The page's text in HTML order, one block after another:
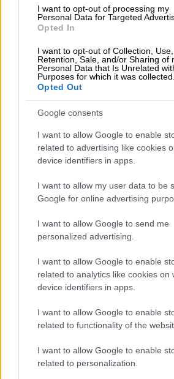
I want to opt-out of processing my
Personal Data for Targeted
Opted In
I want to opt-out of Collection, Use,
Retention, Sale, and/or Sharing of
Personal Data that Is Unrelated
Purposes for which it was collected.
Opted Out
Google consents
I want to allow Google to enable
related to advertising like cookies
device identifiers in apps.
I want to allow my user data to be
Google for online advertising
I want to allow Google to send me
personalized advertising.
I want to allow Google to enable
related to analytics like cookies on
device identifiers in apps.
I want to allow Google to enable
related to functionality of the
I want to allow Google to enable
related to personalization.
ηθοποιού για οικονομική
social media
της θεραπείας και της
Μιλώντας στην εκπομπή
Τρίτη 2 Σεπτεμβρίου, η
Τατιάνα Στεφανίδου έκανε
εξαιρετικά δύσκολη
κάνω μια έκκληση για
πάρα πολύ γνωστός
και στον Σασμό, ο Στάθης
βρίσκεται σε δεινή θέση ».
Στην ίδια εκπομπή παρενέβη